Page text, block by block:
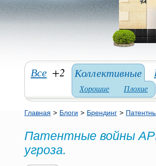
Все +2 Коллективные
Хорошие Плохие
Главная > Блоги > Брендинг >
Патентные войны
угроза.